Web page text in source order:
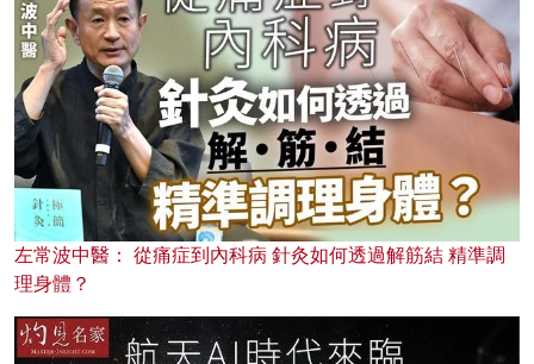
左常波中醫： 從痛症到內科病 針灸如何透過解筋結 精準調
理身體？